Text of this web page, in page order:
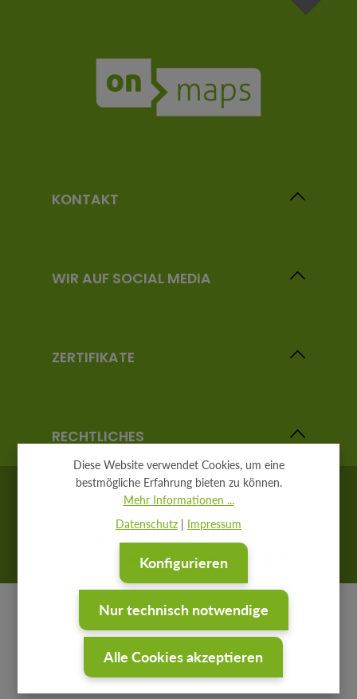
KONTAKT
WIR AUF SOCIAL MEDIA
ZERTIFIKATE
RECHTLICHES
VIEWER DATAVIS
Diese Website verwendet Cookies, um eine
bestmögliche Erfahrung bieten zu können.
Mehr Informationen ...
Datenschutz | Impressum
Nur technisch notwendige
Konfigurieren
Alle Cookies akzeptieren